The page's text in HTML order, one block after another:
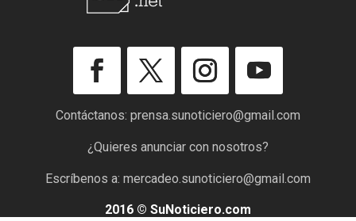
Contáctanos: prensa.sunoticiero@gmail.com
¿Quieres anunciar con nosotros?
Escríbenos a: mercadeo.sunoticiero@gmail.com
2016 © SuNoticiero.com